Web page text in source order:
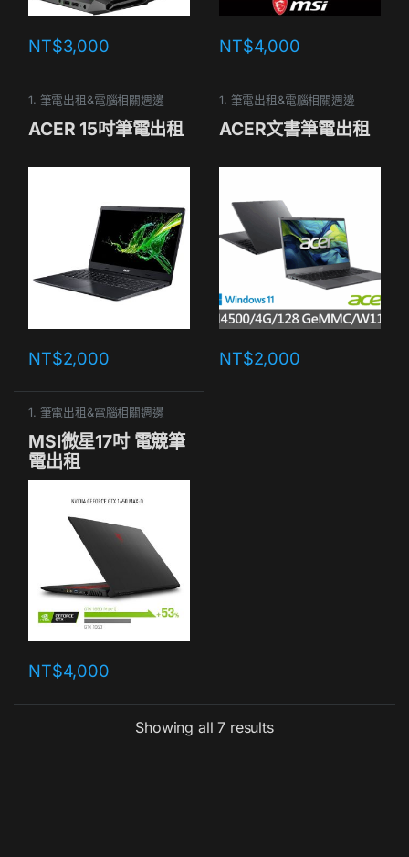
NT$3,000 NT$4,000
1. 筆電出租&電腦相關週邊
ACER 15吋筆電出租
NT$2,000
1. 筆電出租&電腦相關週邊
ACER文書筆電出租
NT$2,000
1. 筆電出租&電腦相關週邊
MSI微星17吋 電競筆
電出租
NT$4,000
Showing all 7 results